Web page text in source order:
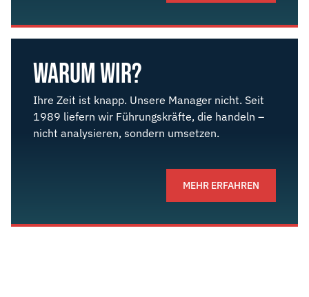
WARUM WIR?
Ihre Zeit ist knapp. Unsere Manager nicht. Seit
1989 liefern wir Führungskräfte, die handeln –
nicht analysieren, sondern umsetzen.
MEHR ERFAHREN